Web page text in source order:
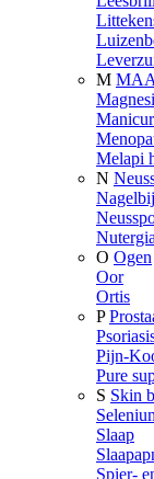
M
Melapi
N
O Ogen
Oor
Ortis
P
Pijn-
Pure
S Skin
Slaap
Spier-